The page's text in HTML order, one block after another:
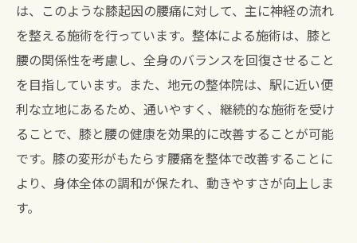
は、このような膝起因の腰痛に対して、主に神経の流れ
を整える施術を行っています。整体による施術は、膝と
腰の関係性を考慮し、全身のバランスを回復させること
を目指しています。また、地元の整体院は、駅に近い便
利な立地にあるため、通いやすく、継続的な施術を受け
ることで、膝と腰の健康を効果的に改善することが可能
です。膝の変形がもたらす腰痛を整体で改善することに
より、身体全体の調和が保たれ、動きやすさが向上しま
す。